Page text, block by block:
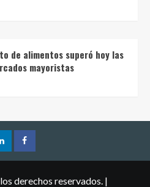
de alimentos superó hoy las
mayoristas
derechos reservados. |